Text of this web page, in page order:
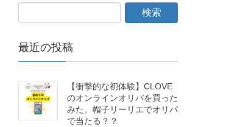
最近の投稿
【衝撃的な初体験】CLOVE
のオンラインオリパを買った
みた。帽子リーリエでオリパ
で当たる？？